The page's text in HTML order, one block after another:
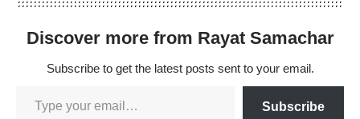
Discover more from Rayat Samachar
Subscribe to get the latest posts sent to your email.
Subscribe